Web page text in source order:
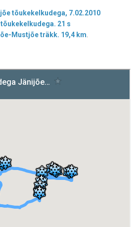
tõukekelkudega, 7.02.2010
21 s
Mustjõe träkk. 19,4 km